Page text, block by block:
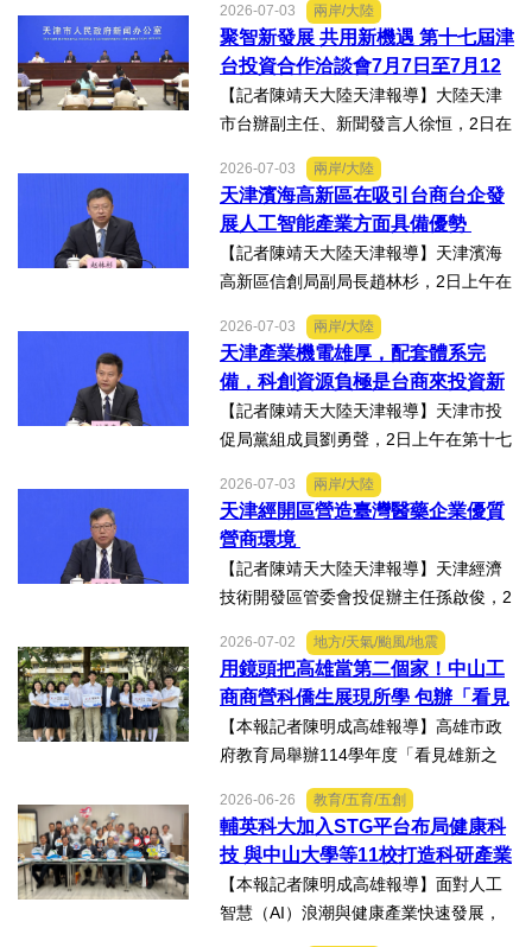
品專項對接活動」於7月13日至16日舉
行。近30名台商代表跨海而來，踏訪貴
州生態食品產業一線，...
2026-07-03 兩岸/大陸
聚智新發展 共用新機遇 第十七屆津
台投資合作洽談會7月7日至7月12
日在天津舉辦
【記者陳靖天大陸天津報導】大陸天津
市台辦副主任、新聞發言人徐恒，2日在
會上表示，津台投資合作洽談會，從200
8年至今已成功舉辦16屆，津台會已成為
兩岸重要的經貿交流合...
2026-07-03 兩岸/大陸
天津濱海高新區在吸引台商台企發
展人工智能產業方面具備優勢
【記者陳靖天大陸天津報導】天津濱海
高新區信創局副局長趙林杉，2日上午在
會上，針對吸引臺商臺企來津發展人工
智能產業方面具備優勢表示，高新區作
為國家自主創新示範區，也...
2026-07-03 兩岸/大陸
天津產業機電雄厚，配套體系完
備，科創資源負極是台商來投資新
業的理想沃土
【記者陳靖天大陸天津報導】天津市投
促局黨組成員劉勇聲，2日上午在第十七
答記者提問關於天津在產業發展方面有
哪些突出優勢，目前台資企業在天津的
融合情況，未來還有哪些...
2026-07-03 兩岸/大陸
天津經開區營造臺灣醫藥企業優質
營商環境
【記者陳靖天大陸天津報導】天津經濟
技術開發區管委會投促辦主任孫啟俊，2
新聞發佈會上，說明天津市作為北方生
物醫藥產業高地，天津經開區能為臺灣
醫藥大健康行業的創業者和...
2026-07-02 地方/天氣/颱風/地震
用鏡頭把高雄當第二個家！中山工
商商營科僑生展現所學 包辦「看見
雄新之光」創意短片前三名
【本報記者陳明成高雄報導】高雄市政
府教育局舉辦114學年度「看見雄新之
科建教僑生專班學生囊括高中職組前三
名。李昱平校長表示，來自泰國、印尼
及越南僑生，以異國的獨特視...
2026-06-26 教育/五育/五創
輔英科大加入STG平台布局健康科
技 與中山大學等11校打造科研產業
生態圈
【本報記者陳明成高雄報導】面對人工
智慧（AI）浪潮與健康產業快速發展，